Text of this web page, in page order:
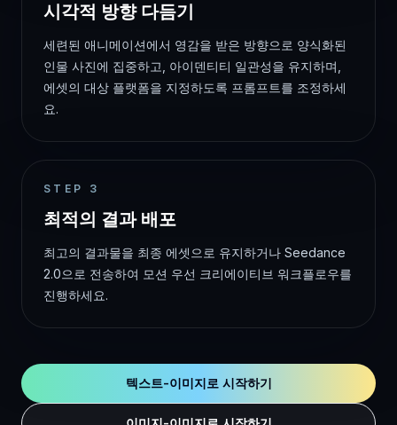
시각적 방향 다듬기
세련된 애니메이션에서 영감을 받은 방향으로 양식화된
인물 사진에 집중하고, 아이덴티티 일관성을 유지하며,
에셋의 대상 플랫폼을 지정하도록 프롬프트를 조정하세
요.
STEP 3
최적의 결과 배포
최고의 결과물을 최종 에셋으로 유지하거나 Seedance
2.0으로 전송하여 모션 우선 크리에이티브 워크플로우를
진행하세요.
텍스트-이미지로 시작하기